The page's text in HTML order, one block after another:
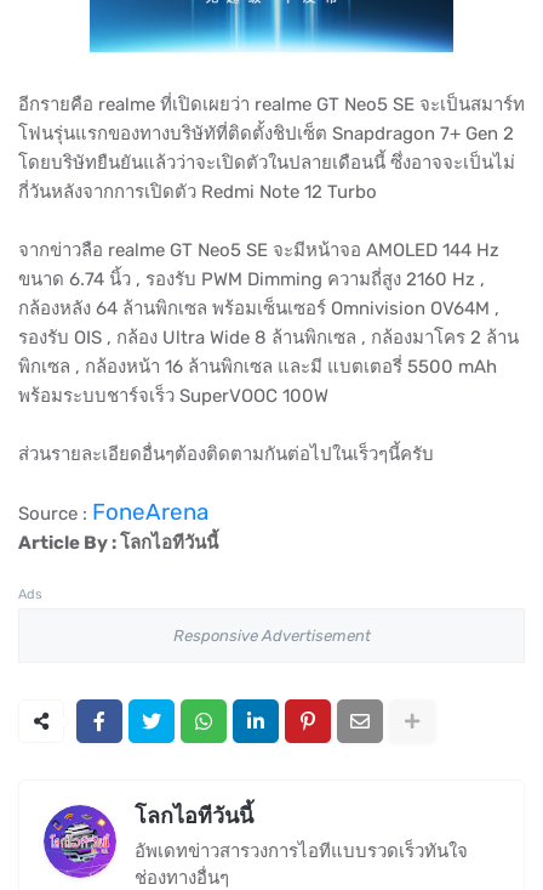
อีกรายคือ realme ที่เปิดเผยว่า realme GT Neo5 SE จะเป็นสมาร์ท
โฟนรุ่นแรกของทางบริษัทัที่ติดตั้งชิปเซ็ต Snapdragon 7+ Gen 2
โดยบริษัทยืนยันแล้วว่าจะเปิดตัวในปลายเดือนนี้ ซึ่งอาจจะเป็นไม่
กี่วันหลังจากการเปิดตัว Redmi Note 12 Turbo
จากข่าวลือ realme GT Neo5 SE จะมีหน้าจอ AMOLED 144 Hz
ขนาด 6.74 นิ้ว , รองรับ PWM Dimming ความถี่สูง 2160 Hz ,
กล้องหลัง 64 ล้านพิกเซล พร้อมเซ็นเซอร์ Omnivision OV64M ,
รองรับ OIS , กล้อง Ultra Wide 8 ล้านพิกเซล , กล้องมาโคร 2 ล้าน
พิกเซล , กล้องหน้า 16 ล้านพิกเซล และมี แบตเตอรี่ 5500 mAh
พร้อมระบบชาร์จเร็ว SuperVOOC 100W
ส่วนรายละเอียดอื่นๆต้องติดตามกันต่อไปในเร็วๆนี้ครับ
Source : FoneArena
Article By : โลกไอทีวันนี้
Ads
Responsive Advertisement
โลกไอทีวันนี้
อัพเดทข่าวสารวงการไอทีแบบรวดเร็วทันใจ
ช่องทางอื่นๆ